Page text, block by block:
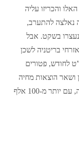
והכריזו עליה
נאלצה להתערב,
בשקט. אבל
בריטניה לשכן
עם תמורה נאה של 350 ליש”ט לחודש, פטורים
ושאר הוצאות מחיה
לפליטים שיארחו. התכנית זכתה להיענות רבה, עם יותר מ-100 אלף